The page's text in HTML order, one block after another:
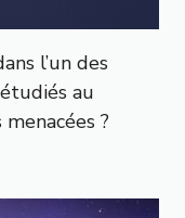
l’un des
au
?